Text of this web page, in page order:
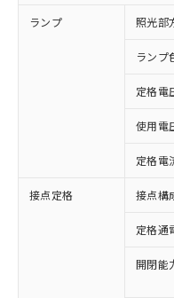
ランプ 照光部
ランプ
定格電
使用電
定格電
接点定格 接点構
定格通
開閉能
対応済み：
非含有に対応し